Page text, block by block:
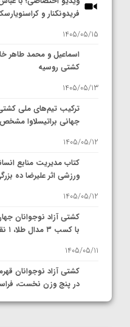
فریدونکنار و
1405/05/15
اسماعیل و محمد طاهر
کشتی روسیه
1405/05/13
ترکیب تیم‌های ملی
جهانی براتیسلاوا
1405/05/12
کتاب مدیریت منابع
ورزشی اثر علیرضا ده
1405/05/12
کشتی آزاد نوجوانان
با کسب ۳ مدال طلا، ۱ نقره و ۲ مدال برنز
1405/05/11
کشتی آزاد نوجوانان
در پنج وزن نخست،
1405/05/11